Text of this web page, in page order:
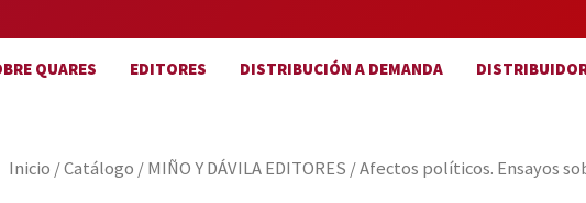
QUARES EDITORES DISTRIBUCIÓN A DEMANDA
Inicio /Catálogo /MIÑO Y DÁVILA EDITORES / Afectos políticos. Ensayos